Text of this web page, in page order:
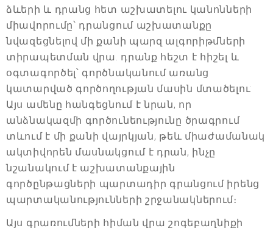
ձևերի և դրանց հետ աշխատելու կանոնների
միավորումը՝ դրանցում աշխատանքը
նվազեցնելով մի քանի պարզ ալգորիթմների
տիրապետման վրա. դրանք հեշտ է հիշել և
օգտագործել՝ գործնականում առանց
կատարված գործողության մասին մտածելու:
Այս ամենը հանգեցնում է նրան, որ
անձնակազմի գործունեությունը ծրագրում
տևում է մի քանի վայրկյան, թեև միաժամանակ
ակտիվորեն մասնակցում է դրան, ինչը
նշանակում է աշխատանքային
գործընթացների պարտադիր գրանցում իրենց
պարտականությունների շրջանակներում։
Այս գրառումների հիման վրա շոգեբաղնիքի